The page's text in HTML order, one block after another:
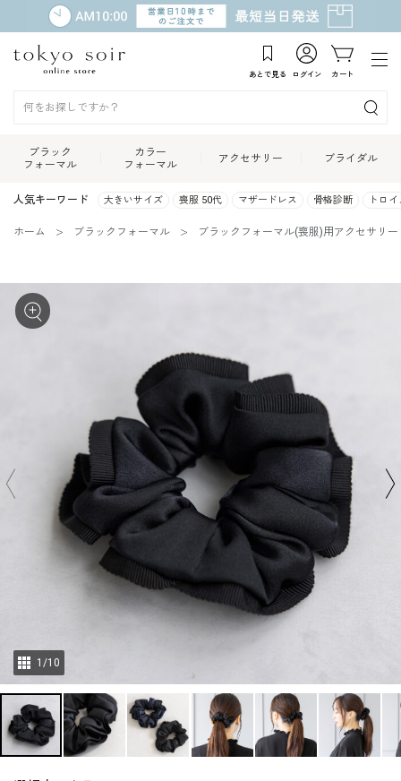
あとで見る ログイン カート
ブラック
フォーマル
カラー
フォーマル
アクセサリー ブライダル
人気キーワード 大きいサイズ 喪服 50代 マザードレス 骨格診断 トロ
ホーム ブラックフォーマル ブラックフォーマル(喪服)用アクセサリー
1 /10